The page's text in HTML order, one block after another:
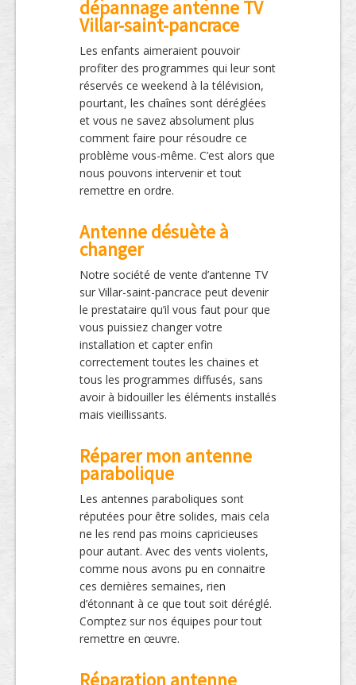
dépannage antenne TV
Villar-saint-pancrace
Les enfants aimeraient pouvoir
profiter des programmes qui leur sont
réservés ce weekend à la télévision,
pourtant, les chaînes sont déréglées
et vous ne savez absolument plus
comment faire pour résoudre ce
problème vous-même. C’est alors que
nous pouvons intervenir et tout
remettre en ordre.
Antenne désuète à
changer
Notre société de vente d’antenne TV
sur Villar-saint-pancrace peut devenir
le prestataire qu’il vous faut pour que
vous puissiez changer votre
installation et capter enfin
correctement toutes les chaines et
tous les programmes diffusés, sans
avoir à bidouiller les éléments installés
mais vieillissants.
Réparer mon antenne
parabolique
Les antennes paraboliques sont
réputées pour être solides, mais cela
ne les rend pas moins capricieuses
pour autant. Avec des vents violents,
comme nous avons pu en connaitre
ces dernières semaines, rien
d’étonnant à ce que tout soit déréglé.
Comptez sur nos équipes pour tout
remettre en œuvre.
Réparation antenne